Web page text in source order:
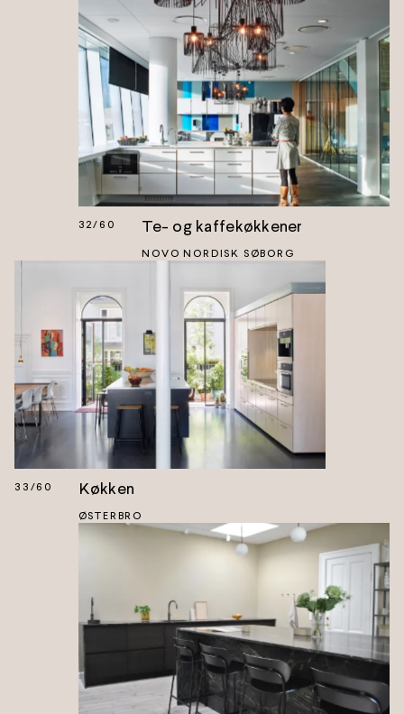
32/60 Te- og kaffekøkkener
NOVO NORDISK SØBORG
33 /60 Køkken
ØSTERBRO